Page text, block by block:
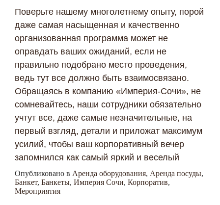
Поверьте нашему многолетнему опыту, порой
даже самая насыщенная и качественно
организованная программа может не
оправдать ваших ожиданий, если не
правильно подобрано место проведения,
ведь тут все должно быть взаимосвязано.
Обращаясь в компанию «Империя-Сочи», не
сомневайтесь, наши сотрудники обязательно
учтут все, даже самые незначительные, на
первый взгляд, детали и приложат максимум
усилий, чтобы ваш корпоративный вечер
запомнился как самый яркий и веселый
Опубликовано в Аренда оборудования, Аренда посуды,
Банкет, Банкеты, Империя Сочи, Корпоратив,
Мероприятия